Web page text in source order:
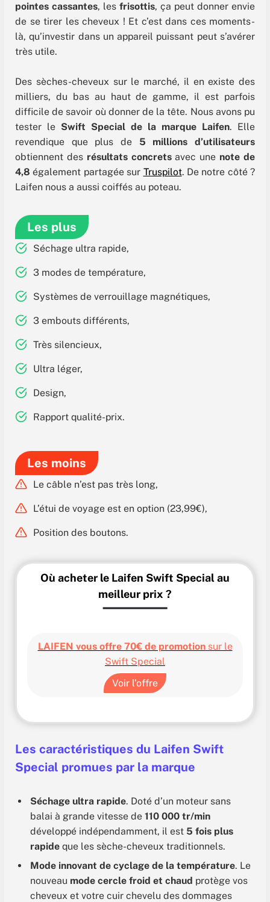
pointes cassantes, les frisottis, ça peut donner envie
de se tirer les cheveux ! Et c’est dans ces moments-
là, qu’investir dans un appareil puissant peut s’avérer
très utile.
Des sèches-cheveux sur le marché, il en existe des
milliers, du bas au haut de gamme, il est parfois
difficile de savoir où donner de la tête. Nous avons pu
tester le Swift Special de la marque Laifen. Elle
revendique que plus de 5 millions d’utilisateurs
obtiennent des résultats concretsavec une note de
4,8 également partagée sur Truspilot. De notre côté ?
Laifen nous a aussi coiffés au poteau.
Les plus
Séchage ultra rapide,
3 modes de température,
Systèmes de verrouillage magnétiques,
3 embouts différents,
Très silencieux,
Ultra léger,
Design,
Rapport qualité-prix.
Les moins
Le câble n’est pas très long,
L’étui de voyage est en option (23,99€),
Position des boutons.
Où acheter le Laifen Swift Special au
meilleur prix ?
LAIFEN vous offre 70€ de promotionsur le
Swift Special
Voir l’offre
Les caractéristiques du Laifen Swift
Special promues par la marque
Séchage ultra rapide. Doté d’un moteur sans
balai à grande vitesse de 110 000 tr/min
développé indépendamment, il est 5 fois plus
rapide que les sèche-cheveux traditionnels.
Mode innovant de cyclage de la température. Le
nouveau mode cercle froid et chaud protège vos
cheveux et votre cuir chevelu des dommages